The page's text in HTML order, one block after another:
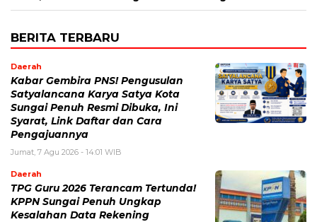
BERITA TERBARU
Daerah
Kabar Gembira PNS! Pengusulan
Satyalancana Karya Satya Kota
Sungai Penuh Resmi Dibuka, Ini
Syarat, Link Daftar dan Cara
Pengajuannya
Jumat, 7 Agu 2026 - 14:01 WIB
Daerah
TPG Guru 2026 Terancam Tertunda!
KPPN Sungai Penuh Ungkap
Kesalahan Data Rekening